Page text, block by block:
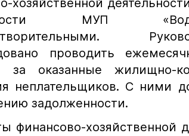
хозяйственной
МУП
проводить
за оказанные жилищно-
неплательщиков. С ними
задолженности.
финансово-хозяйственной